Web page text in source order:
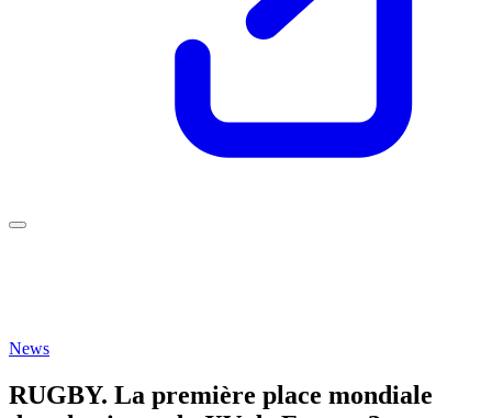
News
RUGBY. La première place mondiale